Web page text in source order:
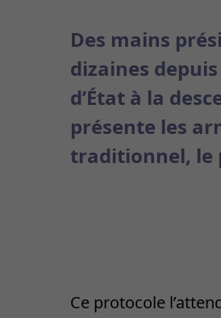
Des mains
dizaines
d’État à la
présente les
traditionnel, le
Ce protocole